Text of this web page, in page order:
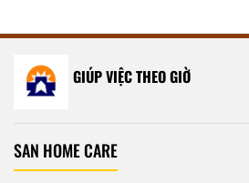
GIÚP VIỆC THEO GIỜ
SAN HOME CARE